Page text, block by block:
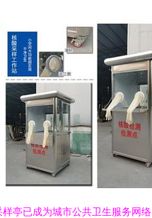
亭已成为城市公共卫生服务网